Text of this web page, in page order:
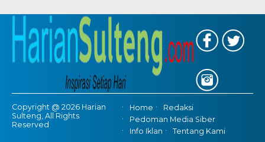
Copyright @ 2026 Harian
Sulteng, All Rights
Reserved
Home
Redaksi
Pedoman Media Siber
Info Iklan
Tentang Kami